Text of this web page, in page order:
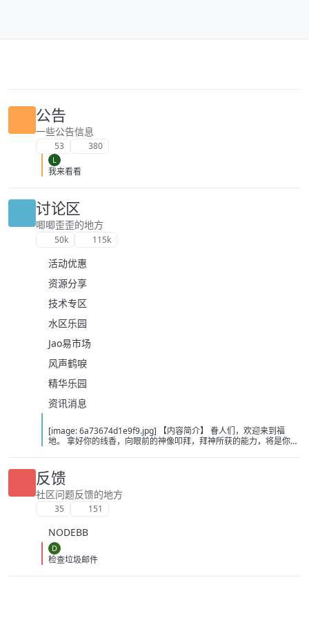
公告
一些公告信息
53 380
L
我来看看
讨论区
唧唧歪歪的地方
50k 115k
活动优惠
资源分享
技术专区
水区乐园
Jao易市场
风声鹤唳
精华乐园
资讯消息
[image: 6a73674d1e9f9.jpg] 【内容简介】 眷人们，欢迎来到福
地。 拿好你的线香，向眼前的神像叩拜，拜神所获的能力，将是你们
悲剧轮回…… 【作者简介】 作者：幻梦猎人，起点中文网作者，代表
作品：《灾厄收容所》《诡异分解指南》《天灾疯人院》《基因收容
所》等 【下载地址】 百度：
https://pan.baidu.com/s/1CTpsB1_Ju5NwzAhO0MvwZQ?pwd=9a1v
夸克：https://pan.quark.cn/s/ffe07719ebb3?pwd=aUYh 移动：
反馈
社区问题反馈的地方
35 151
NODEBB
D
检查垃圾邮件